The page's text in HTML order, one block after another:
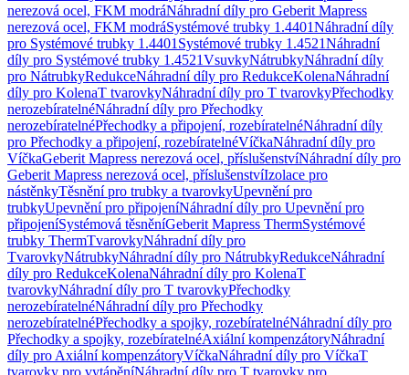
nerezová ocel, FKM modráNáhradní díly pro Geberit Mapress
nerezová ocel, FKM modráSystémové trubky 1.4401Náhradní díly
pro Systémové trubky 1.4401 Systémové trubky 1.4521Náhradní
díly pro Systémové trubky 1.4521VsuvkyNátrubkyNáhradní díly
pro NátrubkyRedukceNáhradní díly pro RedukceKolenaNáhradní
díly pro KolenaT tvarovkyNáhradní díly pro T tvarovkyPřechodky
nerozebíratelnéNáhradní díly pro Přechodky
nerozebíratelnéPřechodky a připojení, rozebíratelnéNáhradní díly
pro Přechodky a připojení, rozebíratelnéVíčkaNáhradní díly pro
VíčkaGeberit Mapress nerezová ocel, příslušenstvíNáhradní díly pro
Geberit Mapress nerezová ocel, příslušenstvíIzolace pro
nástěnkyTěsnění pro trubky a tvarovkyUpevnění pro
trubkyUpevnění pro připojeníNáhradní díly pro Upevnění pro
připojeníSystémová těsněníGeberit Mapress ThermSystémové
trubky ThermTvarovkyNáhradní díly pro
TvarovkyNátrubkyNáhradní díly pro NátrubkyRedukceNáhradní
díly pro RedukceKolenaNáhradní díly pro KolenaT
tvarovkyNáhradní díly pro T tvarovkyPřechodky
nerozebíratelnéNáhradní díly pro Přechodky
nerozebíratelnéPřechodky a spojky, rozebíratelnéNáhradní díly pro
Přechodky a spojky, rozebíratelnéAxiální kompenzátoryNáhradní
díly pro Axiální kompenzátoryVíčkaNáhradní díly pro VíčkaT
tvarovky pro vytápěníNáhradní díly pro T tvarovky pro